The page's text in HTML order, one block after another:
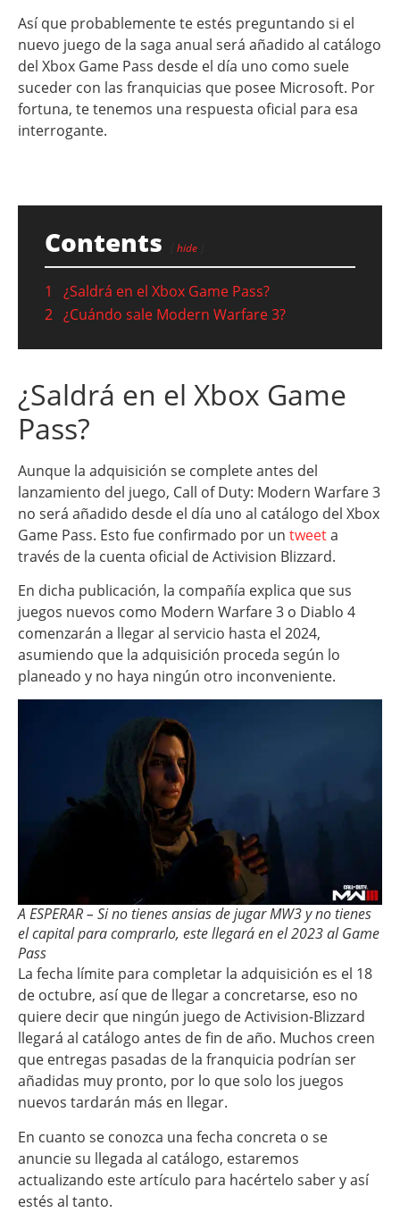
Así que probablemente te estés preguntando si el
nuevo juego de la saga anual será añadido al catálogo
del Xbox Game Pass desde el día uno como suele
suceder con las franquicias que posee Microsoft. Por
fortuna, te tenemos una respuesta oficial para esa
interrogante.
Contents hide
1
¿Saldrá en el Xbox Game Pass?
2 ¿Cuándo sale Modern Warfare 3?
¿Saldrá en el Xbox Game
Pass?
Aunque la adquisición se complete antes del
lanzamiento del juego, Call of Duty: Modern Warfare 3
no será añadido desde el día uno al catálogo del Xbox
Game Pass. Esto fue confirmado por un tweeta
través de la cuenta oficial de Activision Blizzard.
En dicha publicación, la compañía explica que sus
juegos nuevos como Modern Warfare 3 o Diablo 4
comenzarán a llegar al servicio hasta el 2024,
asumiendo que la adquisición proceda según lo
planeado y no haya ningún otro inconveniente.
A ESPERAR – Si no tienes ansias de jugar MW3 y no tienes
el capital para comprarlo, este llegará en el 2023 al Game
Pass
La fecha límite para completar la adquisición es el 18
de octubre, así que de llegar a concretarse, eso no
quiere decir que ningún juego de Activision-Blizzard
llegará al catálogo antes de fin de año. Muchos creen
que entregas pasadas de la franquicia podrían ser
añadidas muy pronto, por lo que solo los juegos
nuevos tardarán más en llegar.
En cuanto se conozca una fecha concreta o se
anuncie su llegada al catálogo, estaremos
actualizando este artículo para hacértelo saber y así
estés al tanto.